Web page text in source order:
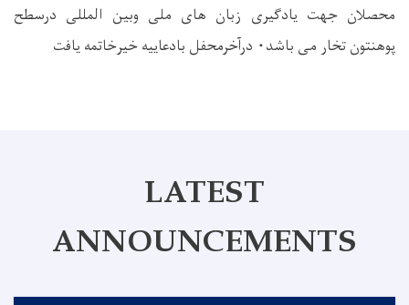
محصلان جهت یادگیری زبان های ملی وبین المللی درسطح
پوهنتون تخار می باشد۰ درآخرمحفل بادعاییه خیرخاتمه یافت
LATEST
ANNOUNCEMENTS